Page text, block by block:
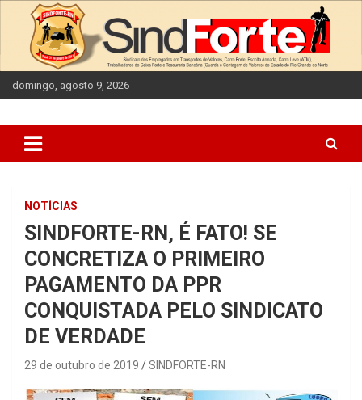
content
domingo, agosto 9, 2026
NOTÍCIAS
SINDFORTE-RN, É FATO! SE
CONCRETIZA O PRIMEIRO
PAGAMENTO DA PPR
CONQUISTADA PELO SINDICATO
DE VERDADE
29 de outubro de 2019 SINDFORTE-RN